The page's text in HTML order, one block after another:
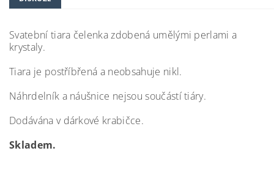
Svatební tiara čelenka zdobená umělými perlami a
krystaly.
Tiara je postříbřená a neobsahuje nikl.
Náhrdelník a náušnice nejsou součástí tiáry.
Dodávána v dárkové krabičce.
Skladem.